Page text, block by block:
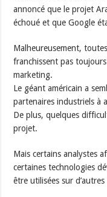
annoncé que le projet
échoué et que Google
Malheureusement,
franchissent pas
marketing.
Le géant américain a
partenaires industriels à
De plus, quelques
projet.
Mais certains analystes
certaines technologies
être utilisées sur